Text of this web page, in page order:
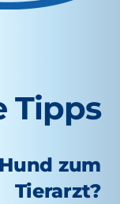
Tipps
zum
Tierarzt?